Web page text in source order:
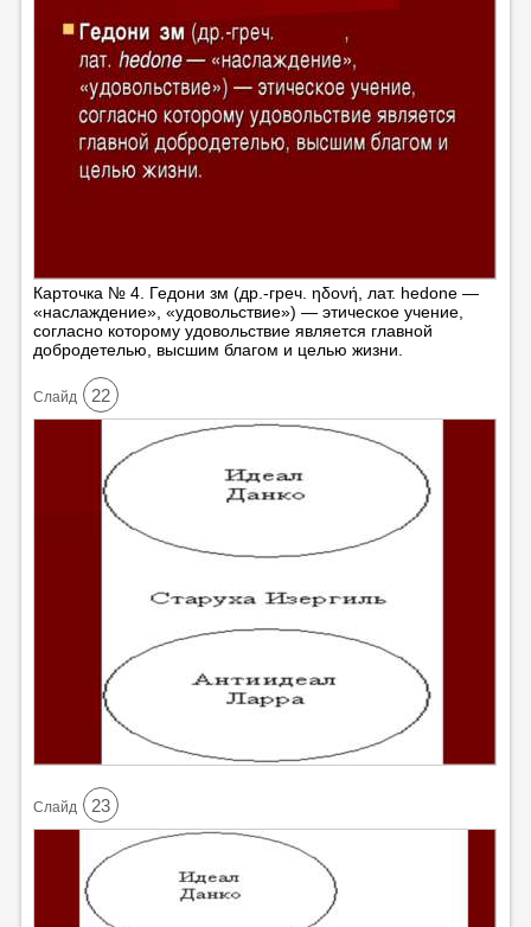
Карточка № 4. Гедони зм (др.-греч. ηδονή, лат. hedone —
«наслаждение», «удовольствие») — этическое учение,
согласно которому удовольствие является главной
добродетелью, высшим благом и целью жизни.
Cлайд 22
Cлайд 23